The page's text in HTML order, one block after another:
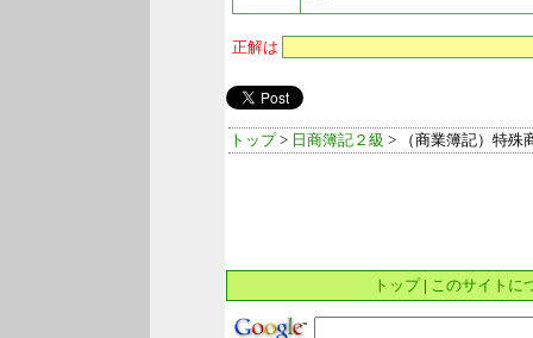
正解は
トップ> 日商簿記２級 > （商業簿記）特殊
トップ| このサイトに